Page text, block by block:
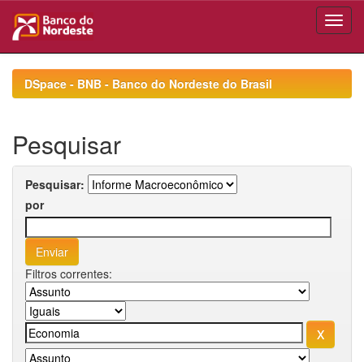
navigationDSpace - BNB - Banco do Nordeste do Brasil
Pesquisar
Pesquisar:
por
Filtros correntes: